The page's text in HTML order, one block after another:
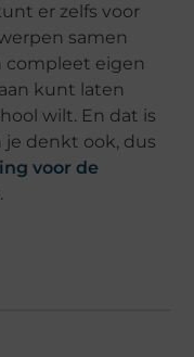
er zelfs voor
samen
compleet eigen
kunt laten
wilt. En dat is
je denkt ook, dus
voor de